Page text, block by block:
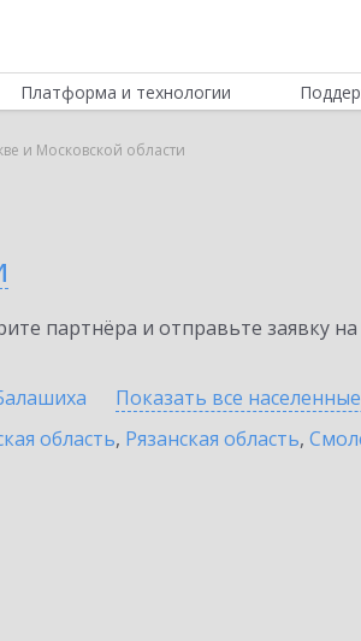
Платформа и технологии
и Московской области
партнёра и отправьте заявку
Показать все населенные
область, Рязанская область,